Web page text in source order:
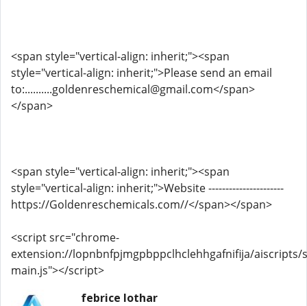
<span style="vertical-align: inherit;"><span
style="vertical-align: inherit;">Please send an email
to:..........goldenreschemical@gmail.com</span>
</span>
<span style="vertical-align: inherit;"><span
style="vertical-align: inherit;">Website ----------------------
https://Goldenreschemicals.com//</span></span>
<script src="chrome-
extension://lopnbnfpjmgpbppclhclehhgafnifija/aiscripts/
main.js"></script>
febrice lothar